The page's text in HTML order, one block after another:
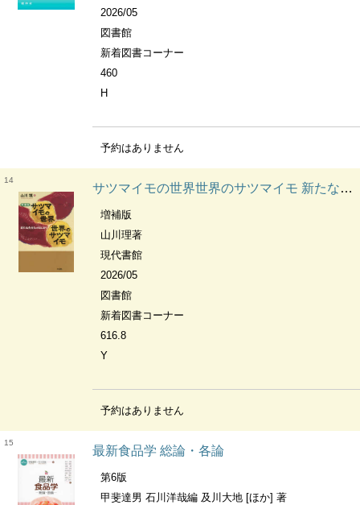
2026/05
図書館
新着図書コーナー
460
H
予約はありません
14
サツマイモの世界世界のサツマイモ 新たな食文化のはじまり
増補版
山川理著
現代書館
2026/05
図書館
新着図書コーナー
616.8
Y
予約はありません
15
最新食品学 総論・各論
第6版
甲斐達男 石川洋哉編 及川大地 [ほか] 著